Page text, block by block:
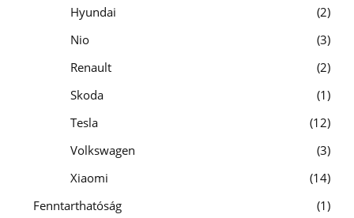
Hyundai
2
Nio
3
Renault
2
Skoda
1
Tesla
12
Volkswagen
3
Xiaomi
14
Fenntarthatóság
1